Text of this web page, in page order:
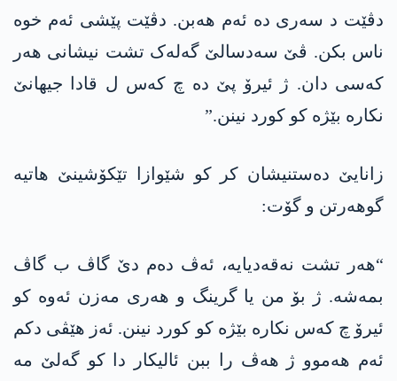
دڤێت د سەری دە ئەم ھەبن. دڤێت پێشی ئەم خوە
ناس بکن. ڤێ سەدسالێ گەلەک تشت نیشانی ھەر
کەسی دان. ژ ئیرۆ پێ دە چ کەس ل قادا جیھانێ
نکارە بێژە کو کورد نینن.”
زانایێ دەستنیشان کر کو شێوازا تێکۆشینێ ھاتیە
گوھەرتن و گۆت:
“ھەر تشت نەقەدیایە، ئەڤ دەم دێ گاڤ ب گاڤ
بمەشە. ژ بۆ من یا گرینگ و ھەری مەزن ئەوە کو
ئیرۆ چ کەس نکارە بێژە کو کورد نینن. ئەز ھێڤی دکم
ئەم ھەموو ژ ھەڤ را ببن ئالیکار دا کو گەلێ مە